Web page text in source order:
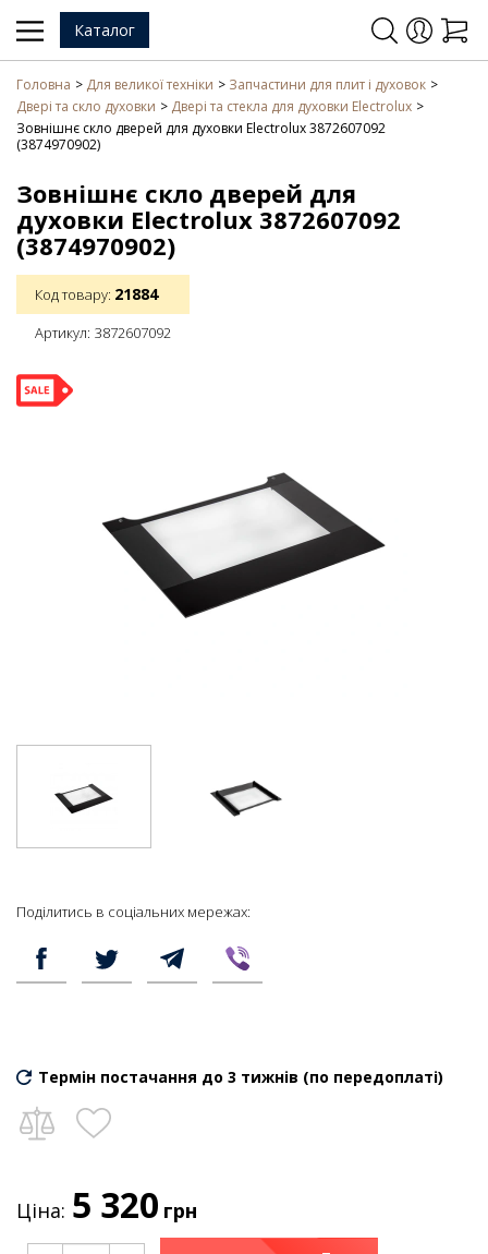
Каталог
Головна Для великої техніки
Запчастини для плит і духовок
Двері та скло духовки
Двері та стекла для духовки Electrolux
Зовнішнє скло дверей для духовки Electrolux 3872607092
(3874970902)
Зовнішнє скло дверей для
духовки Electrolux 3872607092
(3874970902)
Код товару: 21884
Артикул: 3872607092
Поділитись в соціальних мережах:
Термін постачання до 3 тижнів (по передоплаті)
Ціна: 5 320 грн